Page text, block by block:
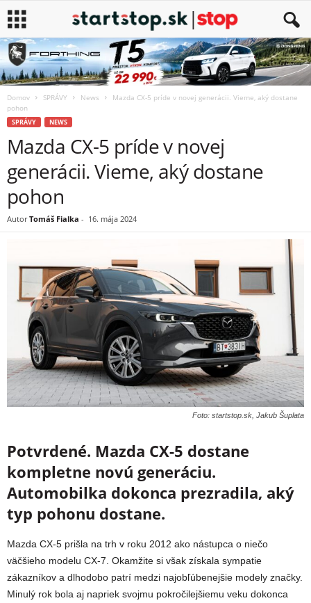
Domov SPRÁVY News
Mazda CX-5 príde v novej generácii. Vieme, aký dostane
pohon
SPRÁVY NEWS
Mazda CX-5 príde v novej
generácii. Vieme, aký dostane
pohon
Autor Tomáš Fialka - 16. mája 2024
Foto: startstop.sk, Jakub Šuplata
Potvrdené. Mazda CX-5 dostane
kompletne novú generáciu.
Automobilka dokonca prezradila, aký
typ pohonu dostane.
Mazda CX-5 prišla na trh v roku 2012 ako nástupca o niečo
väčšieho modelu CX-7. Okamžite si však získala sympatie
zákazníkov a dlhodobo patrí medzi najobľúbenejšie modely značky.
Minulý rok bola aj napriek svojmu pokročilejšiemu veku dokonca